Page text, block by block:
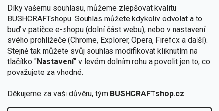
Díky vašemu souhlasu, můžeme zlepšovat kvalitu
BUSHCRAFTshopu. Souhlas můžete kdykoliv odvolat a to
buď v patičce e-shopu (dolní část webu), nebo v nastavení
svého prohlížeče (Chrome, Explorer, Opera, Firefox a další).
Stejně tak můžete svůj souhlas modifikovat kliknutím na
tlačítko "Nastavení" v levém dolním rohu a povolit jen to, co
považujete za vhodné.
Děkujeme za vaši důvěru, tým BUSHCRAFTshop.cz
podmínkami ochrany osobních údajů